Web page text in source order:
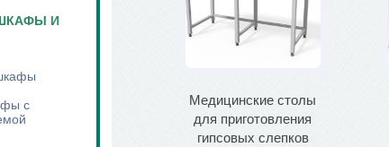
И
с
столы /
-раковины,
Медицинские столы
для приготовления
гипсовых слепков